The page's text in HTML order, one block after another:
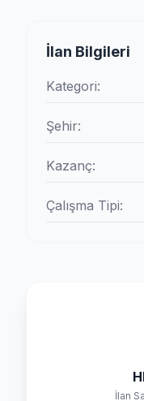
İlan Bilgileri
Kategori:
Şehir:
Kazanç:
Çalışma Tipi:
İlan